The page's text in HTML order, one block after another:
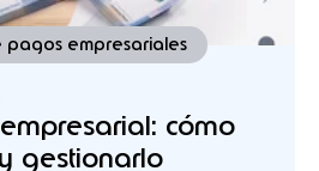
pagos empresariales
cómo
gestionarlo